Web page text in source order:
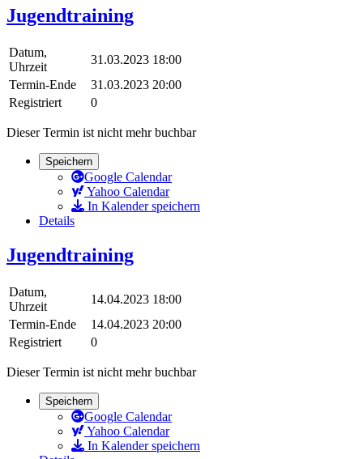
Jugendtraining
Datum,
Uhrzeit
31.03.2023 18:00
Termin-Ende
31.03.2023 20:00
Registriert
0
Dieser Termin ist nicht mehr buchbar
Speichern
Google Calendar
Yahoo Calendar
In Kalender speichern
Details
Jugendtraining
Datum,
Uhrzeit
14.04.2023 18:00
Termin-Ende
14.04.2023 20:00
Registriert
0
Dieser Termin ist nicht mehr buchbar
Speichern
Google Calendar
Yahoo Calendar
In Kalender speichern